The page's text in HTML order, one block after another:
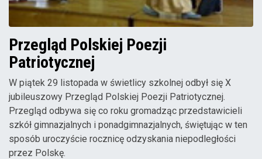
Przegląd Polskiej Poezji
Patriotycznej
W piątek 29 listopada w świetlicy szkolnej odbył się X
jubileuszowy Przegląd Polskiej Poezji Patriotycznej.
Przegląd odbywa się co roku gromadząc przedstawicieli
szkół gimnazjalnych i ponadgimnazjalnych, świętując w ten
sposób uroczyście rocznicę odzyskania niepodległości
przez Polskę.